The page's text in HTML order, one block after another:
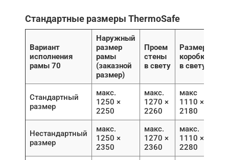
Стандартные размеры ThermoSafe
Вариант
исполнения
рамы 70
Наружный
размер
рамы
(заказной
размер)
Проем
стены
в свету
Размер
коробки
в свету
Стандартный
размер
макс.
1250 ×
2250
макс.
1270 ×
2260
макс
1110 ×
2180
Нестандартный
размер
макс.
1250 ×
2350
макс.
1270 ×
2360
макс.
1110 ×
2280